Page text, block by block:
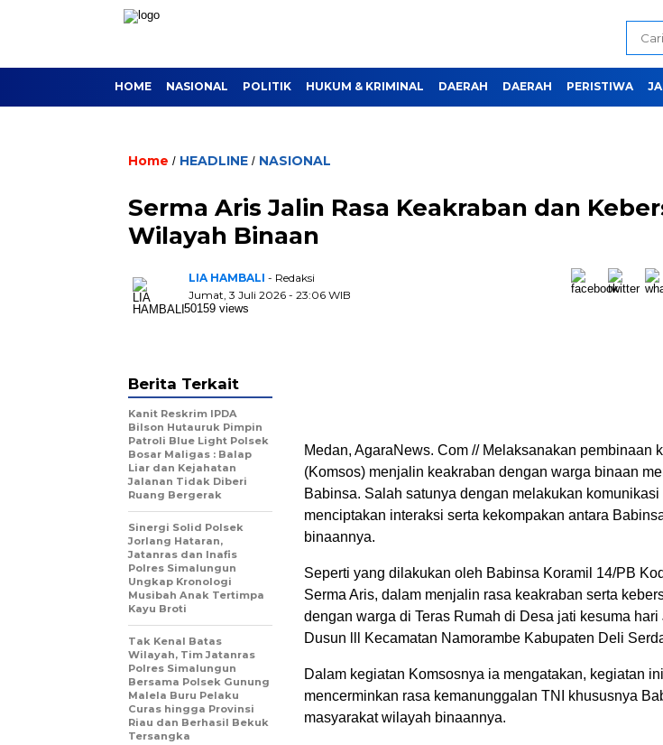
HOME NASIONAL POLITIK HUKUM & KRIMINAL DAERAH DAERAH PERISTIWA
Home / HEADLINE / NASIONAL
Serma Aris Jalin Rasa Keakraban dan
Wilayah Binaan
LIA HAMBALI - Redaksi
Jumat, 3 Juli 2026 - 23:06 WIB
50159 views
Medan, AgaraNews. Com // Melaksanakan pembinaan
(Komsos) menjalin keakraban dengan warga binaan
Babinsa. Salah satunya dengan melakukan
menciptakan interaksi serta kekompakan antara
binaannya.
Seperti yang dilakukan oleh Babinsa Koramil 14/PB
Serma Aris, dalam menjalin rasa keakraban serta
dengan warga di Teras Rumah di Desa jati kesuma hari
Dusun lll Kecamatan Namorambe Kabupaten Deli
Dalam kegiatan Komsosnya ia mengatakan, kegiatan
mencerminkan rasa kemanunggalan TNI khususnya
masyarakat wilayah binaannya.
Berita Terkait
Kanit Reskrim IPDA
Bilson Hutauruk Pimpin
Patroli Blue Light Polsek
Bosar Maligas : Balap
Liar dan Kejahatan
Jalanan Tidak Diberi
Ruang Bergerak
Sinergi Solid Polsek
Jorlang Hataran,
Jatanras dan Inafis
Polres Simalungun
Ungkap Kronologi
Musibah Anak Tertimpa
Kayu Broti
Tak Kenal Batas
Wilayah, Tim Jatanras
Polres Simalungun
Bersama Polsek Gunung
Malela Buru Pelaku
Curas hingga Provinsi
Riau dan Berhasil Bekuk
Tersangka